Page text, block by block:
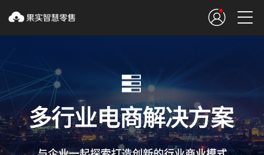

